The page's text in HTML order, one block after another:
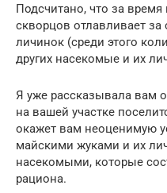
Подсчитано, что за
скворцов отлавливает
личинок (среди этого
других насекомые и их
Я уже рассказывала вам
на вашей участке
окажет вам неоценимую
майскими жуками и их
насекомыми, которые
рациона.